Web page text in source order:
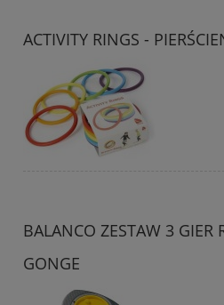
ACTIVITY RINGS -
BALANCO ZESTAW 3 GIER
GONGE